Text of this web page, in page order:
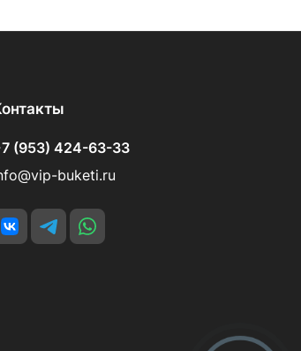
(953) 424-63-33
buketi.ru